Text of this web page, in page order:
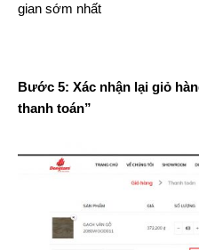
gian sớm nhất
Bước 5: Xác nhận lại giỏ
thanh toán”